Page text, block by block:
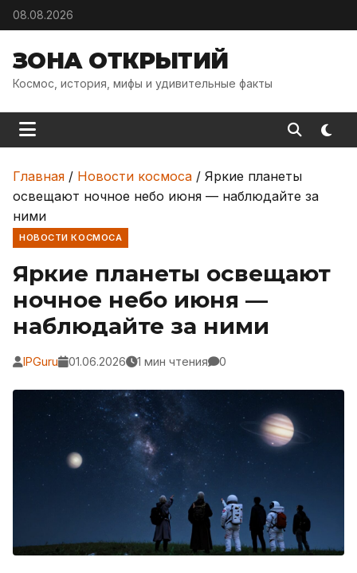
Skip to content
08.08.2026
ЗОНА ОТКРЫТИЙ
Космос, история, мифы и удивительные факты
Главная / Новости космоса / Яркие планеты
освещают ночное небо июня — наблюдайте за
ними
НОВОСТИ КОСМОСА
Яркие планеты освещают
ночное небо июня —
наблюдайте за ними
IPGuru 01.06.2026 1 мин чтения 0